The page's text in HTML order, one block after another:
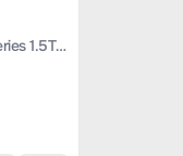
MG ONE 2022 β-Quality Life Series 1.5T large meets Version 1228